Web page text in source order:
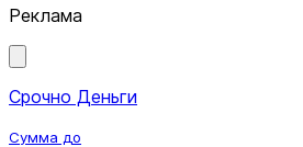
Реклама
Срочно Деньги
Сумма до